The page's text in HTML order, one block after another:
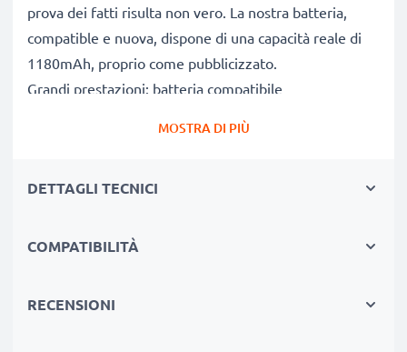
prova dei fatti risulta non vero. La nostra batteria,
compatible e nuova, dispone di una capacità reale di
1180mAh, proprio come pubblicizzato.
Grandi prestazioni: batteria compatibile
superano quelle della vecchia batteria originale
carica-scarica.
MOSTRA DI PIÙ
DETTAGLI TECNICI
COMPATIBILITÀ
RECENSIONI